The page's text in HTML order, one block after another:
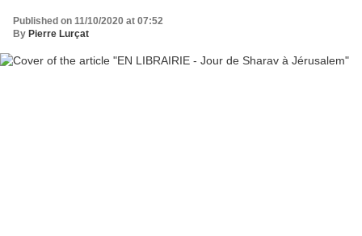
Published on 11/10/2020 at 07:52
By Pierre Lurçat